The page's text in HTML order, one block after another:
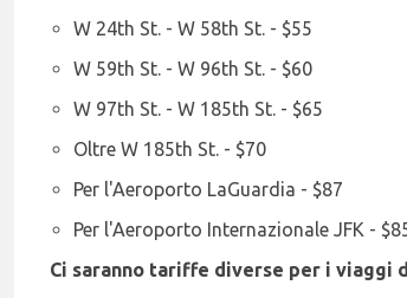
W 24th St. - W 58th St. - $55
W 59th St. - W 96th St. - $60
W 97th St. - W 185th St. - $65
Oltre W 185th St. - $70
Per l'Aeroporto LaGuardia - $87
Per l'Aeroporto Internazionale JFK -
Ci saranno tariffe diverse per i viaggi